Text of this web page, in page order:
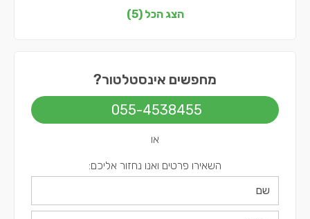
אינסטלטורים בירושלים
אינסטלטורים בתל אביב
הצג הכל (5)
מחפשים אינסטלטור?
055-4538455
או
השאירו פרטים ואנו נחזור אליכם: